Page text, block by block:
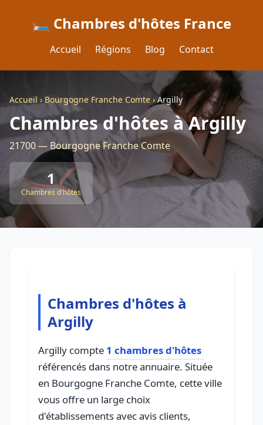
🛏️ Chambres d'hôtes France
Accueil Régions Blog Contact
Accueil › Bourgogne Franche Comte ›Argilly
Chambres d'hôtes à Argilly
21700 — Bourgogne Franche Comte
1
Chambres d'hôtes
Chambres d'hôtes à
Argilly
Argilly compte 1 chambres d'hôtes
référencés dans notre annuaire. Située
en Bourgogne Franche Comte, cette ville
vous offre un large choix
d'établissements avec avis clients,